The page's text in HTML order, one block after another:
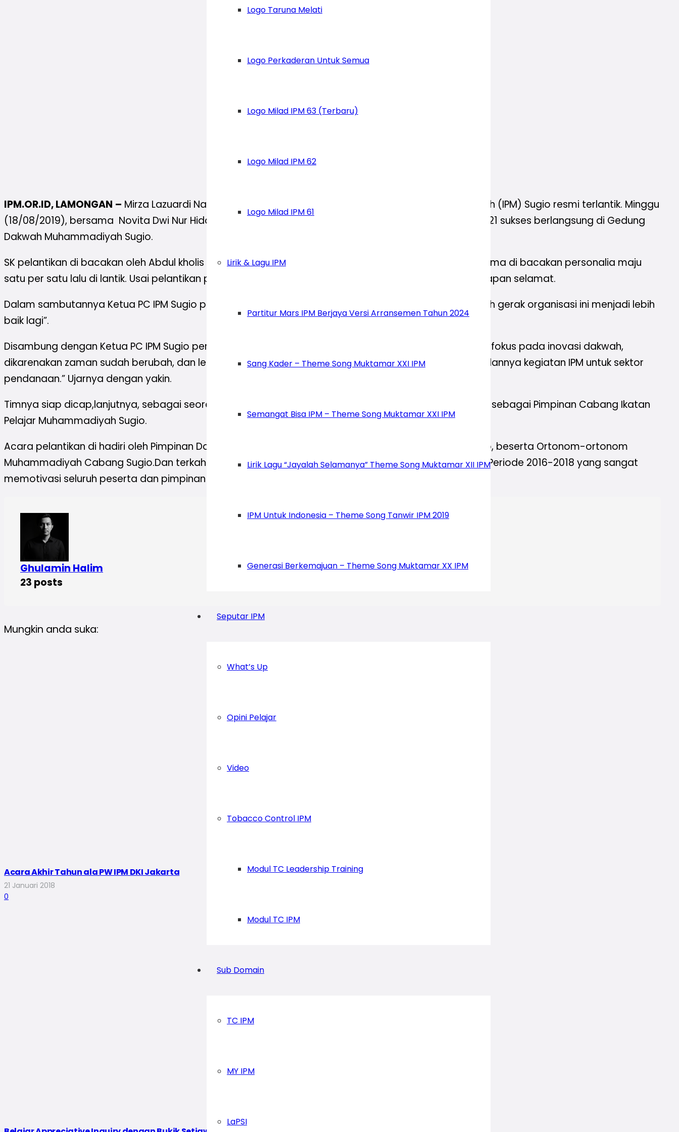
Logo Taruna Melati
Logo Perkaderan Untuk Semua
Logo Milad IPM 63 (Terbaru)
Logo Milad IPM 62
Logo Milad IPM 61
Lirik & Lagu IPM
Partitur Mars IPM Berjaya Versi Arransemen Tahun 2024
Sang Kader – Theme Song Muktamar XXI IPM
Semangat Bisa IPM – Theme Song Muktamar XXI IPM
Lirik Lagu “Jayalah Selamanya” Theme Song Muktamar XII IPM
IPM Untuk Indonesia – Theme Song Tanwir IPM 2019
Generasi Berkemajuan – Theme Song Muktamar XX IPM
Seputar IPM
What’s Up
Opini Pelajar
Video
Tobacco Control IPM
Modul TC Leadership Training
Modul TC IPM
Sub Domain
TC IPM
MY IPM
LaPSI
IPM.OR.ID, LAMONGAN – Mirza Lazuardi Nakhoda baru Pimpinan Cabang Ikatan Pelajar Muhammadiyah (IPM) Sugio resmi terlantik. Minggu
(18/08/2019), bersama Novita Dwi Nur Hidayah sebagai Sekretaris Umum, pelantikan periode 2019-2021 sukses berlangsung di Gedung
Dakwah Muhammadiyah Sugio.
SK pelantikan di bacakan oleh Abdul kholis Fadli selaku ketua umum PD IPM Lamongan. Ketika nama-nama di bacakan personalia maju
satu per satu lalu di lantik. Usai pelantikan para tamu undangan berjabat tangan dan memberikan ucapan selamat.
Dalam sambutannya Ketua PC IPM Sugio periode 2017-2019, Andi Setiawan mengatakan “Semoga arah gerak organisasi ini menjadi lebih
baik lagi”.
Disambung dengan Ketua PC IPM Sugio periode 2019-2021, Mirza Lazuardy mengatakan “Periode ini berfokus pada inovasi dakwah,
dikarenakan zaman sudah berubah, dan lebih berfokus pada sektor wirausaha guna memperlancar jalannya kegiatan IPM untuk sektor
pendanaan.” Ujarnya dengan yakin.
Timnya siap dicap,lanjutnya, sebagai seorang
jika memang tidak amanah selama menjabat sebagai Pimpinan Cabang Ikatan
Pelajar Muhammadiyah Sugio.
Acara pelantikan di hadiri oleh Pimpinan Daerah IPM Lamongan, PCM Sugio, Staff Balai Kesehatan Sugio, beserta Ortonom-ortonom
Muhammadiyah Cabang Sugio.Dan terkahir adala acara seminar dari Ketua Umum PD IPM Lamongan Periode 2016-2018 yang sangat
memotivasi seluruh peserta dan pimpinan PC IPM Sugio.
Ghulamin Halim
23 posts
Mungkin anda suka:
Acara Akhir Tahun ala PW IPM DKI Jakarta
21 Januari 2018
0